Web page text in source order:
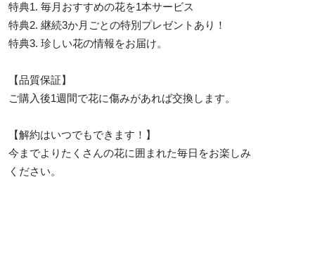
特典1. 毎月おすすめの花を1本サービス
特典2. 継続3か月ごとの特別プレゼントあり！
特典3. 珍しい花の情報をお届け。
【品質保証】
ご購入後1週間で花に傷みがあれば交換します。
【解約はいつでもできます！】
今までよりたくさんの花に囲まれた毎日をお楽しみ
ください。